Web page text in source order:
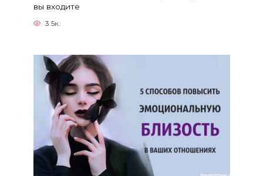
вы входите
3.5к.